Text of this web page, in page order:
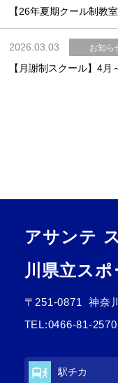
【26年夏期クール制教
2026.03.03 お知ら
【月謝制スクール】4
アサンテ
川県立スポ
〒251-0871
神奈
TEL:0466-81-2570
駅チカ